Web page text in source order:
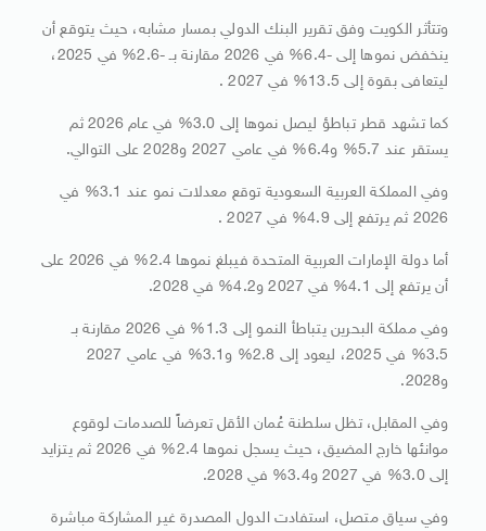
وتتأثر الكويت وفق تقرير البنك الدولي بمسار مشابه، حيث يتوقع أن
ينخفض نموها إلى -6.4% في 2026 مقارنة بـ -2.6% في 2025،
ليتعافى بقوة إلى 13.5% في 2027 .
كما تشهد قطر تباطؤ ليصل نموها إلى 3.0% في عام 2026 ثم
يستقر عند 5.7% و6.4% في عامي 2027 و2028 على التوالي.
وفي المملكة العربية السعودية توقع معدلات نمو عند 3.1% في
2026 ثم يرتفع إلى 4.9% في 2027 .
أما دولة الإمارات العربية المتحدة فيبلغ نموها 2.4% في 2026 على
أن يرتفع إلى 4.1% في 2027 و4.2% في 2028.
وفي مملكة البحرين يتباطأ النمو إلى 1.3% في 2026 مقارنة بـ
3.5% في 2025، ليعود إلى 2.8% و3.1% في عامي 2027
و2028.
وفي المقابل، تظل سلطنة عُمان الأقل تعرضاً للصدمات لوقوع
موانئها خارج المضيق، حيث يسجل نموها 2.4% في 2026 ثم يتزايد
إلى 3.0% في 2027 و3.4% في 2028.
وفي سياق متصل، استفادت الدول المصدرة غير المشاركة مباشرة